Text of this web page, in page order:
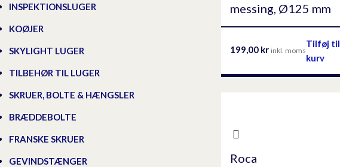
INSPEKTIONSLUGER
KOØJER
SKYLIGHT LUGER
TILBEHØR TIL LUGER
SKRUER, BOLTE & HÆNGSLER
BRÆDDEBOLTE
FRANSKE SKRUER
GEVINDSTÆNGER
messing, Ø125 mm
199,00 kr inkl. moms
Tilføj til
kurv
Roca